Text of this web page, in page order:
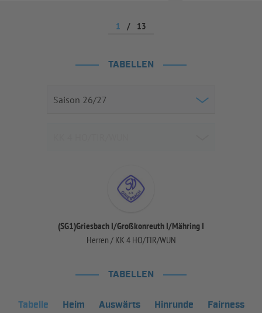
1 / 13
TABELLEN
(SG1)Griesbach I/Großkonreuth I/Mähring I
Herren / KK 4 HO/TIR/WUN
TABELLEN
Tabelle Heim Auswärts Hinrunde Fairness